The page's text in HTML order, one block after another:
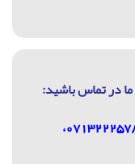
در تماس باشيد:
:07132225787،